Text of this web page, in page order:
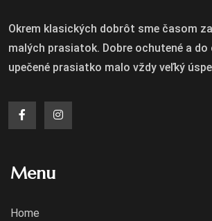
Okrem klasických dobrôt sme časom
malých prasiatok. Dobre ochutené a do
upečené prasiatko malo vždy veľký
Menu
Home